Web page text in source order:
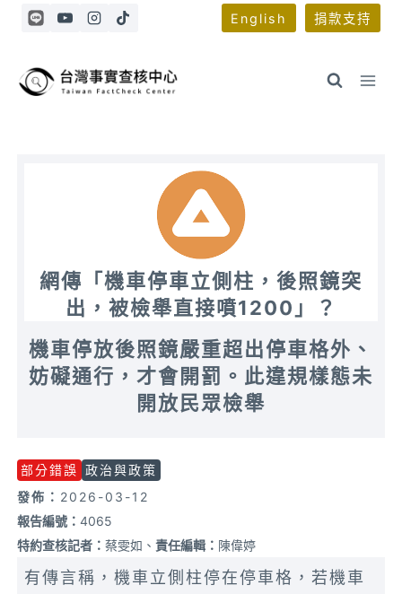
Skip
English 捐款支持
網傳「機車停車立側柱，後照鏡突
出，被檢舉直接噴1200」？
機車停放後照鏡嚴重超出停車格外、
妨礙通行，才會開罰。此違規樣態未
開放民眾檢舉
部分錯誤 政治與政策
發佈： 2026-03-12
報告編號：4065
特約查核記者：蔡雯如、責任編輯： 陳偉婷
有傳言稱，機車立側柱停在停車格，若機車